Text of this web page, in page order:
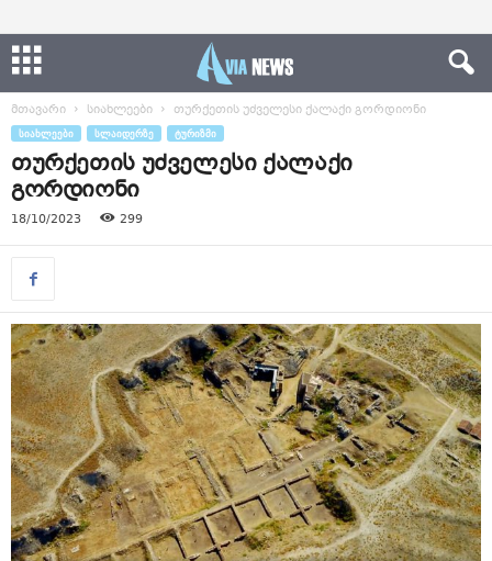
მთავარი სიახლეები თურქეთის უძველესი ქალაქი გორდიონი
ᲡᲘᲐᲮᲚᲔᲔᲑᲘ ᲡᲚᲐᲘᲓᲔᲠᲖᲔ ᲢᲣᲠᲘᲖᲛᲘ
თურქეთის უძველესი ქალაქი
გორდიონი
18/10/2023 299